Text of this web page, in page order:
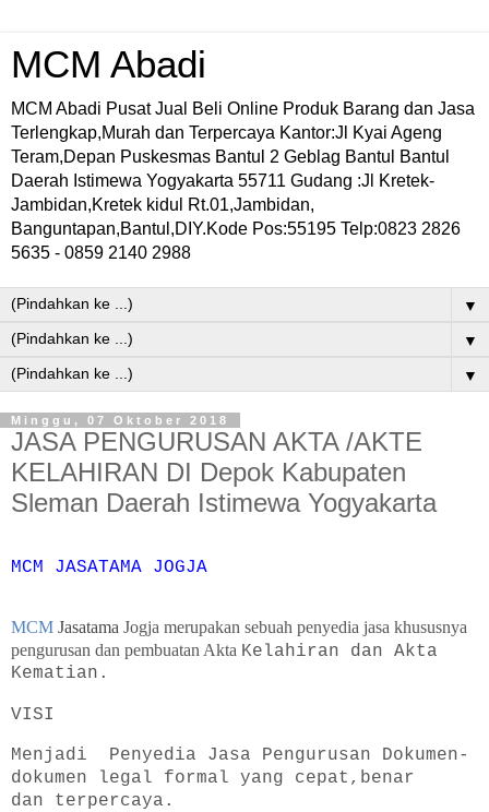
MCM Abadi
MCM Abadi Pusat Jual Beli Online Produk Barang dan Jasa
Terlengkap,Murah dan Terpercaya Kantor:Jl Kyai Ageng
Teram,Depan Puskesmas Bantul 2 Geblag Bantul Bantul
Daerah Istimewa Yogyakarta 55711 Gudang :Jl Kretek-
Jambidan,Kretek kidul Rt.01,Jambidan,
Banguntapan,Bantul,DIY.Kode Pos:55195 Telp:0823 2826
5635 - 0859 2140 2988
▼
▼
▼
Minggu, 07 Oktober 2018
JASA PENGURUSAN AKTA /AKTE
KELAHIRAN DI Depok Kabupaten
Sleman Daerah Istimewa Yogyakarta
MCM JASATAMA JOGJA
MCM Jasatama Jogja merupakan sebuah penyedia jasa khususnya
pengurusan dan pembuatan Akta Kelahiran dan Akta
Kematian.
VISI
Menjadi Penyedia Jasa Pengurusan Dokumen-
dokumen legal formal yang cepat,benar
dan terpercaya.